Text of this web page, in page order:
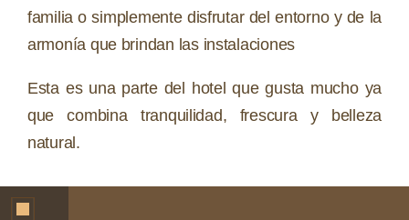
familia o simplemente disfrutar del entorno y de la
armonía que brindan las instalaciones
Esta es una parte del hotel que gusta mucho ya
que combina tranquilidad, frescura y belleza
natural.